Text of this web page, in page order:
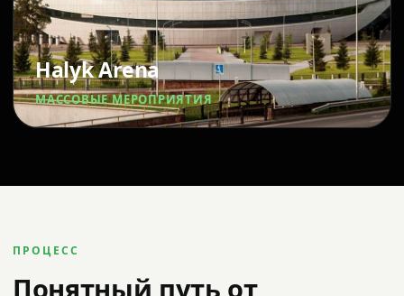
Halyk Arena
МАССОВЫЕ МЕРОПРИЯТИЯ
ПРОЦЕСС
Понятный путь от